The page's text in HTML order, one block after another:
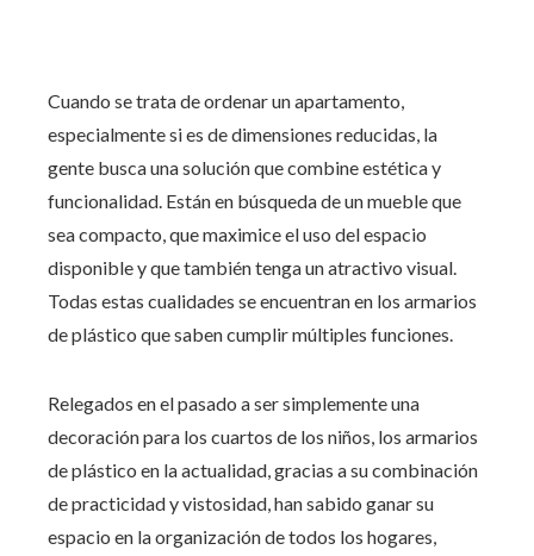
Cuando se trata de ordenar un apartamento,
especialmente si es de dimensiones reducidas, la
gente busca una solución que combine estética y
funcionalidad. Están en búsqueda de un mueble que
sea compacto, que maximice el uso del espacio
disponible y que también tenga un atractivo visual.
Todas estas cualidades se encuentran en los armarios
de plástico que saben cumplir múltiples funciones.
Relegados en el pasado a ser simplemente una
decoración para los cuartos de los niños, los armarios
de plástico en la actualidad, gracias a su combinación
de practicidad y vistosidad, han sabido ganar su
espacio en la organización de todos los hogares,